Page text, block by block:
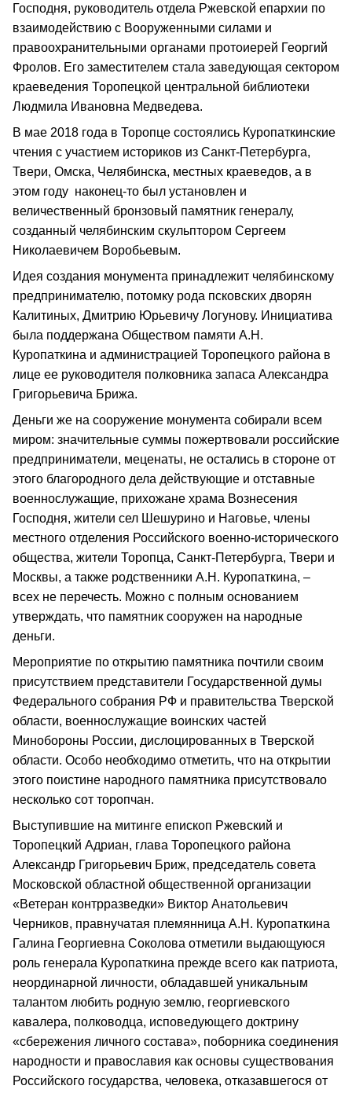
Господня, руководитель отдела Ржевской епархии по
взаимодействию с Вооруженными силами и
правоохранительными органами протоиерей Георгий
Фролов. Его заместителем стала заведующая сектором
краеведения Торопецкой центральной библиотеки
Людмила Ивановна Медведева.
В мае 2018 года в Торопце состоялись Куропаткинские
чтения с участием историков из Санкт‑Петербурга,
Твери, Омска, Челябинска, местных краеведов, а в
этом году наконец‑то был установлен и
величественный бронзовый памятник генералу,
созданный челябинским скульптором Сергеем
Николаевичем Воробьевым.
Идея создания монумента принадлежит челябинскому
предпринимателю, потомку рода псковских дворян
Калитиных, Дмитрию Юрьевичу Логунову. Инициатива
была поддержана Обществом памяти А.Н.
Куропаткина и администрацией Торопецкого района в
лице ее руководителя полковника запаса Александра
Григорьевича Брижа.
Деньги же на сооружение монумента собирали всем
миром: значительные суммы пожертвовали российские
предприниматели, меценаты, не остались в стороне от
этого благородного дела действующие и отставные
военнослужащие, прихожане храма Вознесения
Господня, жители сел Шешурино и Наговье, члены
местного отделения Российского военно‑исторического
общества, жители Торопца, Санкт‑Петербурга, Твери и
Москвы, а также родственники А.Н. Куропаткина, –
всех не перечесть. Можно с полным основанием
утверждать, что памятник сооружен на народные
деньги.
Мероприятие по открытию памятника почтили своим
присутствием представители Государственной думы
Федерального собрания РФ и правительства Тверской
области, военнослужащие воинских частей
Минобороны России, дислоцированных в Тверской
области. Особо необходимо отметить, что на открытии
этого поистине народного памятника присутствовало
несколько сот торопчан.
Выступившие на митинге епископ Ржевский и
Торопецкий Адриан, глава Торопецкого района
Александр Григорьевич Бриж, председатель совета
Московской областной общественной организации
«Ветеран контрразведки» Виктор Анатольевич
Черников, правнучатая племянница А.Н. Куропаткина
Галина Георгиевна Соколова отметили выдающуюся
роль генерала Куропаткина прежде всего как патриота,
неординарной личности, обладавшей уникальным
талантом любить родную землю, георгиевского
кавалера, полководца, исповедующего доктрину
«сбережения личного состава», поборника соединения
народности и православия как основы существования
Российского государства, человека, отказавшегося от